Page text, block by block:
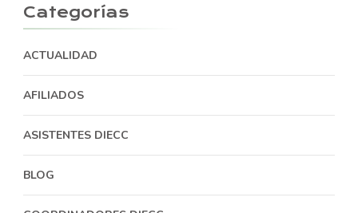
Categorías
ACTUALIDAD
AFILIADOS
ASISTENTES DIECC
BLOG